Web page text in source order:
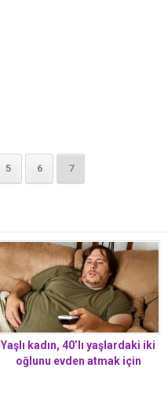
5 6 7
Yaşlı kadın, 40’lı yaşlardaki iki
oğlunu evden atmak için